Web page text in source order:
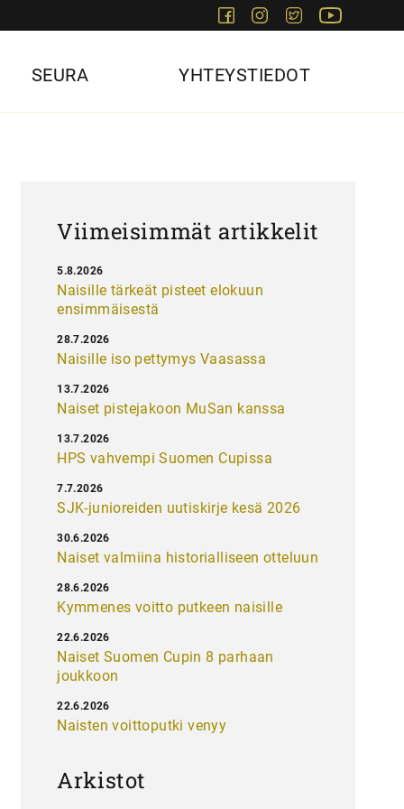
FacebookInstagram
Twitter
SEURA YHTEYSTIEDOT
Viimeisimmät artikkelit
Naisille tärkeät pisteet elokuun
ensimmäisestä
5.8.2026
Naisille iso pettymys Vaasassa
28.7.2026
Naiset pistejakoon MuSan kanssa
13.7.2026
HPS vahvempi Suomen Cupissa
13.7.2026
SJK-junioreiden uutiskirje kesä 2026
7.7.2026
Naiset valmiina historialliseen otteluun
30.6.2026
Kymmenes voitto putkeen naisille
28.6.2026
Naiset Suomen Cupin 8 parhaan
joukkoon
22.6.2026
Naisten voittoputki venyy
22.6.2026
Arkistot